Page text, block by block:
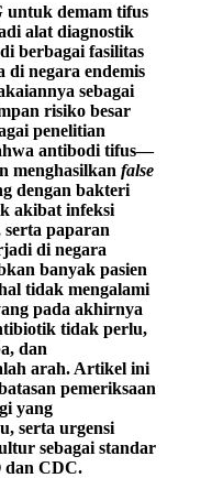
untuk demam tifus
alat diagnostik
berbagai fasilitas
di negara endemis
sebagai
risiko besar
penelitian
antibodi tifus—
menghasilkan false
dengan bakteri
akibat infeksi
paparan
di negara
banyak pasien
tidak mengalami
pada akhirnya
tidak perlu,
dan
arah. Artikel ini
pemeriksaan
yang
serta urgensi
sebagai standar
dan CDC.